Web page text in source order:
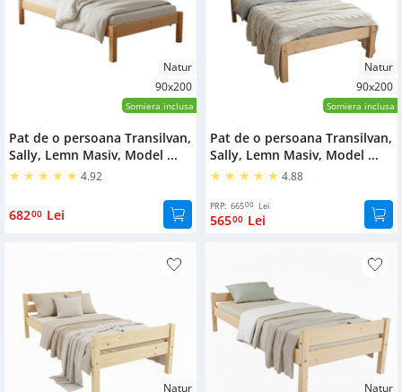
Natur
90x200
Somiera inclusa
Pat de o persoana Transilvan,
Sally, Lemn Masiv, Model ...
4.92
68200 Lei
Natur
90x200
Somiera inclusa
Pat de o persoana Transilvan,
Sally, Lemn Masiv, Model ...
4.88
PRP: 66500 Lei
56500 Lei
Natur Natur